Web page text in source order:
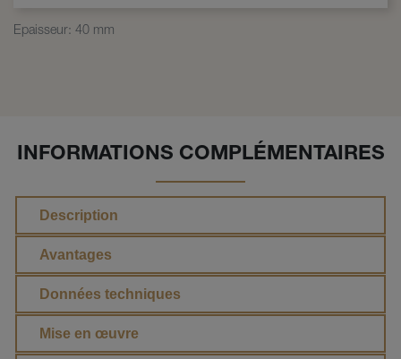
Epaisseur: 40 mm
INFORMATIONS COMPLÉMENTAIRES
Description
Avantages
Données techniques
Mise en œuvre